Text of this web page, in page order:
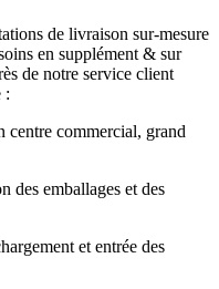
de livraison sur-mesure
en supplément & sur
de notre service client
:
grand
et des
et entrée des